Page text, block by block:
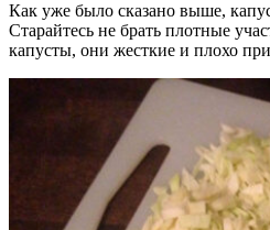
Как уже было сказано выше,
Старайтесь не брать плотные
капусты, они жесткие и плохо